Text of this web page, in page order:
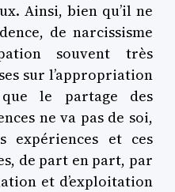
Ainsi, bien qu’il ne
de narcissisme
souvent très
sur l’appropriation
le partage des
ne va pas de soi,
et ces
de part en part, par
et d’exploitation